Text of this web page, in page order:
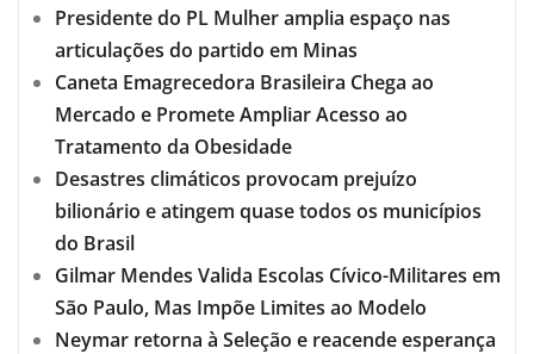
Presidente do PL Mulher amplia espaço nas
articulações do partido em Minas
Caneta Emagrecedora Brasileira Chega ao
Mercado e Promete Ampliar Acesso ao
Tratamento da Obesidade
Desastres climáticos provocam prejuízo
bilionário e atingem quase todos os municípios
do Brasil
Gilmar Mendes Valida Escolas Cívico-Militares em
São Paulo, Mas Impõe Limites ao Modelo
Neymar retorna à Seleção e reacende esperança